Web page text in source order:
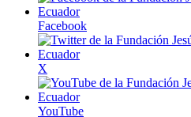
Facebook
X
YouTube